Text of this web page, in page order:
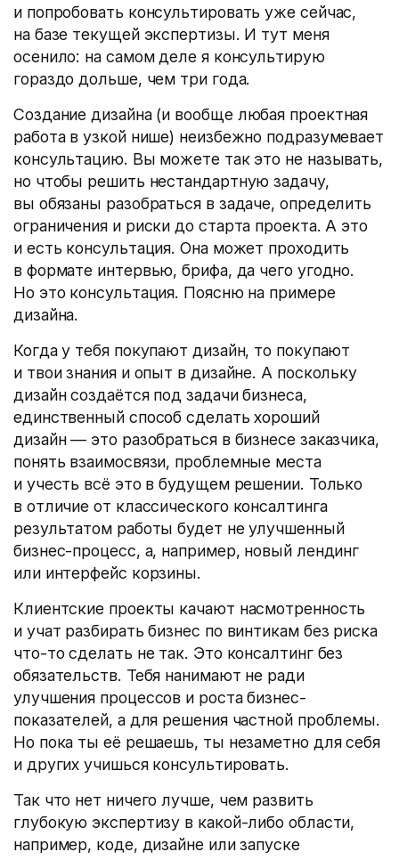
и попробовать консультировать уже сейчас,
на базе текущей экспертизы. И тут меня
осенило: на самом деле я консультирую
гораздо дольше, чем три года.
Создание дизайна (и вообще любая проектная
работа в узкой нише) неизбежно подразумевает
консультацию. Вы можете так это не называть,
но чтобы решить нестандартную задачу,
вы обязаны разобраться в задаче, определить
ограничения и риски до старта проекта. А это
и есть консультация. Она может проходить
в формате интервью, брифа, да чего угодно.
Но это консультация. Поясню на примере
дизайна.
Когда у тебя покупают дизайн, то покупают
и твои знания и опыт в дизайне. А поскольку
дизайн создаётся под задачи бизнеса,
единственный способ сделать хороший
дизайн — это разобраться в бизнесе заказчика,
понять взаимосвязи, проблемные места
и учесть всё это в будущем решении. Только
в отличие от классического консалтинга
результатом работы будет не улучшенный
бизнес-процесс, а, например, новый лендинг
или интерфейс корзины.
Клиентские проекты качают насмотренность
и учат разбирать бизнес по винтикам без риска
что-то сделать не так. Это консалтинг без
обязательств. Тебя нанимают не ради
улучшения процессов и роста бизнес-
показателей, а для решения частной проблемы.
Но пока ты её решаешь, ты незаметно для себя
и других учишься консультировать.
Так что нет ничего лучше, чем развить
глубокую экспертизу в какой-либо области,
например, коде, дизайне или запуске